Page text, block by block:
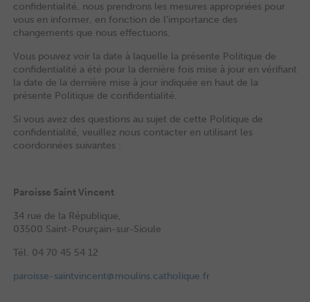
confidentialité, nous prendrons les mesures appropriées pour
vous en informer, en fonction de l’importance des
changements que nous effectuons.
Vous pouvez voir la date à laquelle la présente Politique de
confidentialité a été pour la dernière fois mise à jour en vérifiant
la date de la dernière mise à jour indiquée en haut de la
présente Politique de confidentialité.
Si vous avez des questions au sujet de cette Politique de
confidentialité, veuillez nous contacter en utilisant les
coordonnées suivantes :
Paroisse Saint Vincent
34 rue de la République,
03500 Saint-Pourçain-sur-Sioule
Tél. 04 70 45 54 12
paroisse-saintvincent@moulins.catholique.fr